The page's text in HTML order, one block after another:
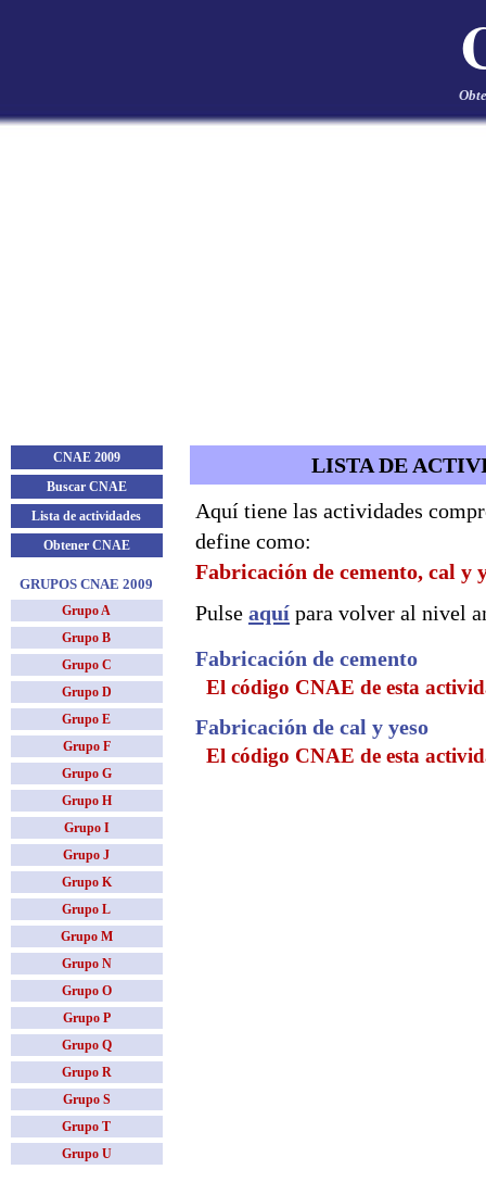
LISTA DE
Aquí tiene las actividades
define como:
Fabricación de cemento, cal y
Pulse aquí para volver al nivel
Fabricación de cemento
El código CNAE de esta
Fabricación de cal y yeso
El código CNAE de esta
CNAE 2009
Buscar CNAE
Lista de actividades
Obtener CNAE
GRUPOS CNAE 2009
Grupo A
Grupo B
Grupo C
Grupo D
Grupo E
Grupo F
Grupo G
Grupo H
Grupo I
Grupo J
Grupo K
Grupo L
Grupo M
Grupo N
Grupo O
Grupo P
Grupo Q
Grupo R
Grupo S
Grupo T
Grupo U